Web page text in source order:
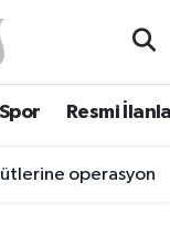
Spor Resmi
operasyon